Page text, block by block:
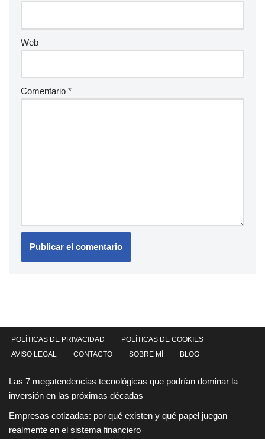
Web
Comentario *
POLÍTICAS DE PRIVACIDAD
POLÍTICAS DE COOKIES
AVISO LEGAL
CONTACTO SOBRE MÍ BLOG
Las 7 megatendencias tecnológicas que podrían dominar la
inversión en las próximas décadas
Empresas cotizadas: por qué existen y qué papel juegan
realmente en el sistema financiero